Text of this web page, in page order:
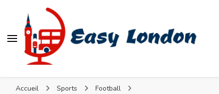
Accueil Sports
Football